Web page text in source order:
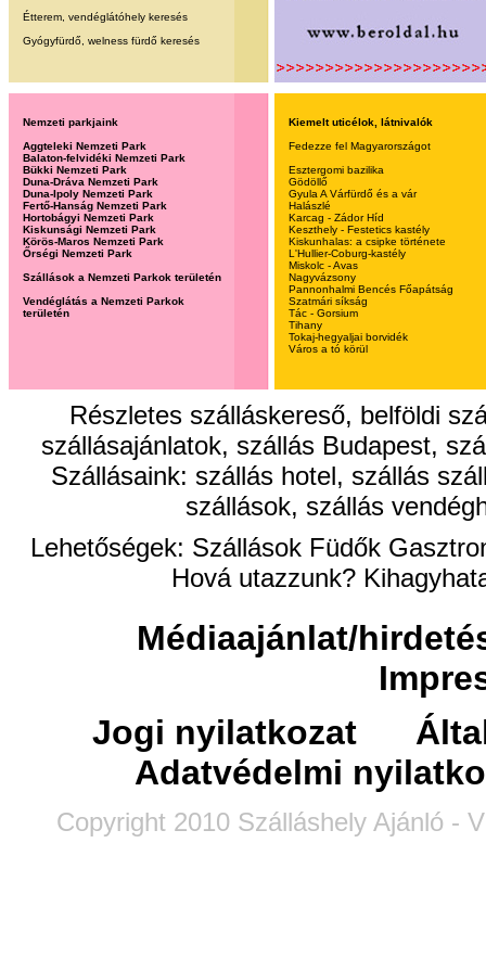
Étterem, vendéglátóhely keresés
Gyógyfürdő, welness fürdő keresés
Nemzeti parkjaink
Aggteleki Nemzeti Park
Balaton-felvidéki Nemzeti Park
Bükki Nemzeti Park
Duna-Dráva Nemzeti Park
Duna-Ipoly Nemzeti Park
Fertő-Hanság Nemzeti Park
Hortobágyi Nemzeti Park
Kiskunsági Nemzeti Park
Körös-Maros Nemzeti Park
Őrségi Nemzeti Park
Szállások a Nemzeti Parkok területén
Vendéglátás a Nemzeti Parkok
területén
Kiemelt uticélok, látnivalók
Fedezze fel Magyarországot
Esztergomi bazilika
Gödöllő
Gyula A Várfürdő és a vár
Halászlé
Karcag - Zádor Híd
Keszthely - Festetics kastély
Kiskunhalas: a csipke története
L'Hullier-Coburg-kastély
Miskolc - Avas
Nagyvázsony
Pannonhalmi Bencés Főapátság
Szatmári síkság
Tác - Gorsium
Tihany
Tokaj-hegyaljai borvidék
Város a tó körül
Részletes szálláskereső, belföldi
szállásajánlatok, szállás Budapest,
Szállásaink: szállás hotel, szállás
szállások, szállás
Lehetőségek: Szállások Füdők
Hová utazzunk?
Médiaajánlat/
Jogi nyilatkozat
Adatvédelmi
Copyright 2010 Szálláshely Ajánló -